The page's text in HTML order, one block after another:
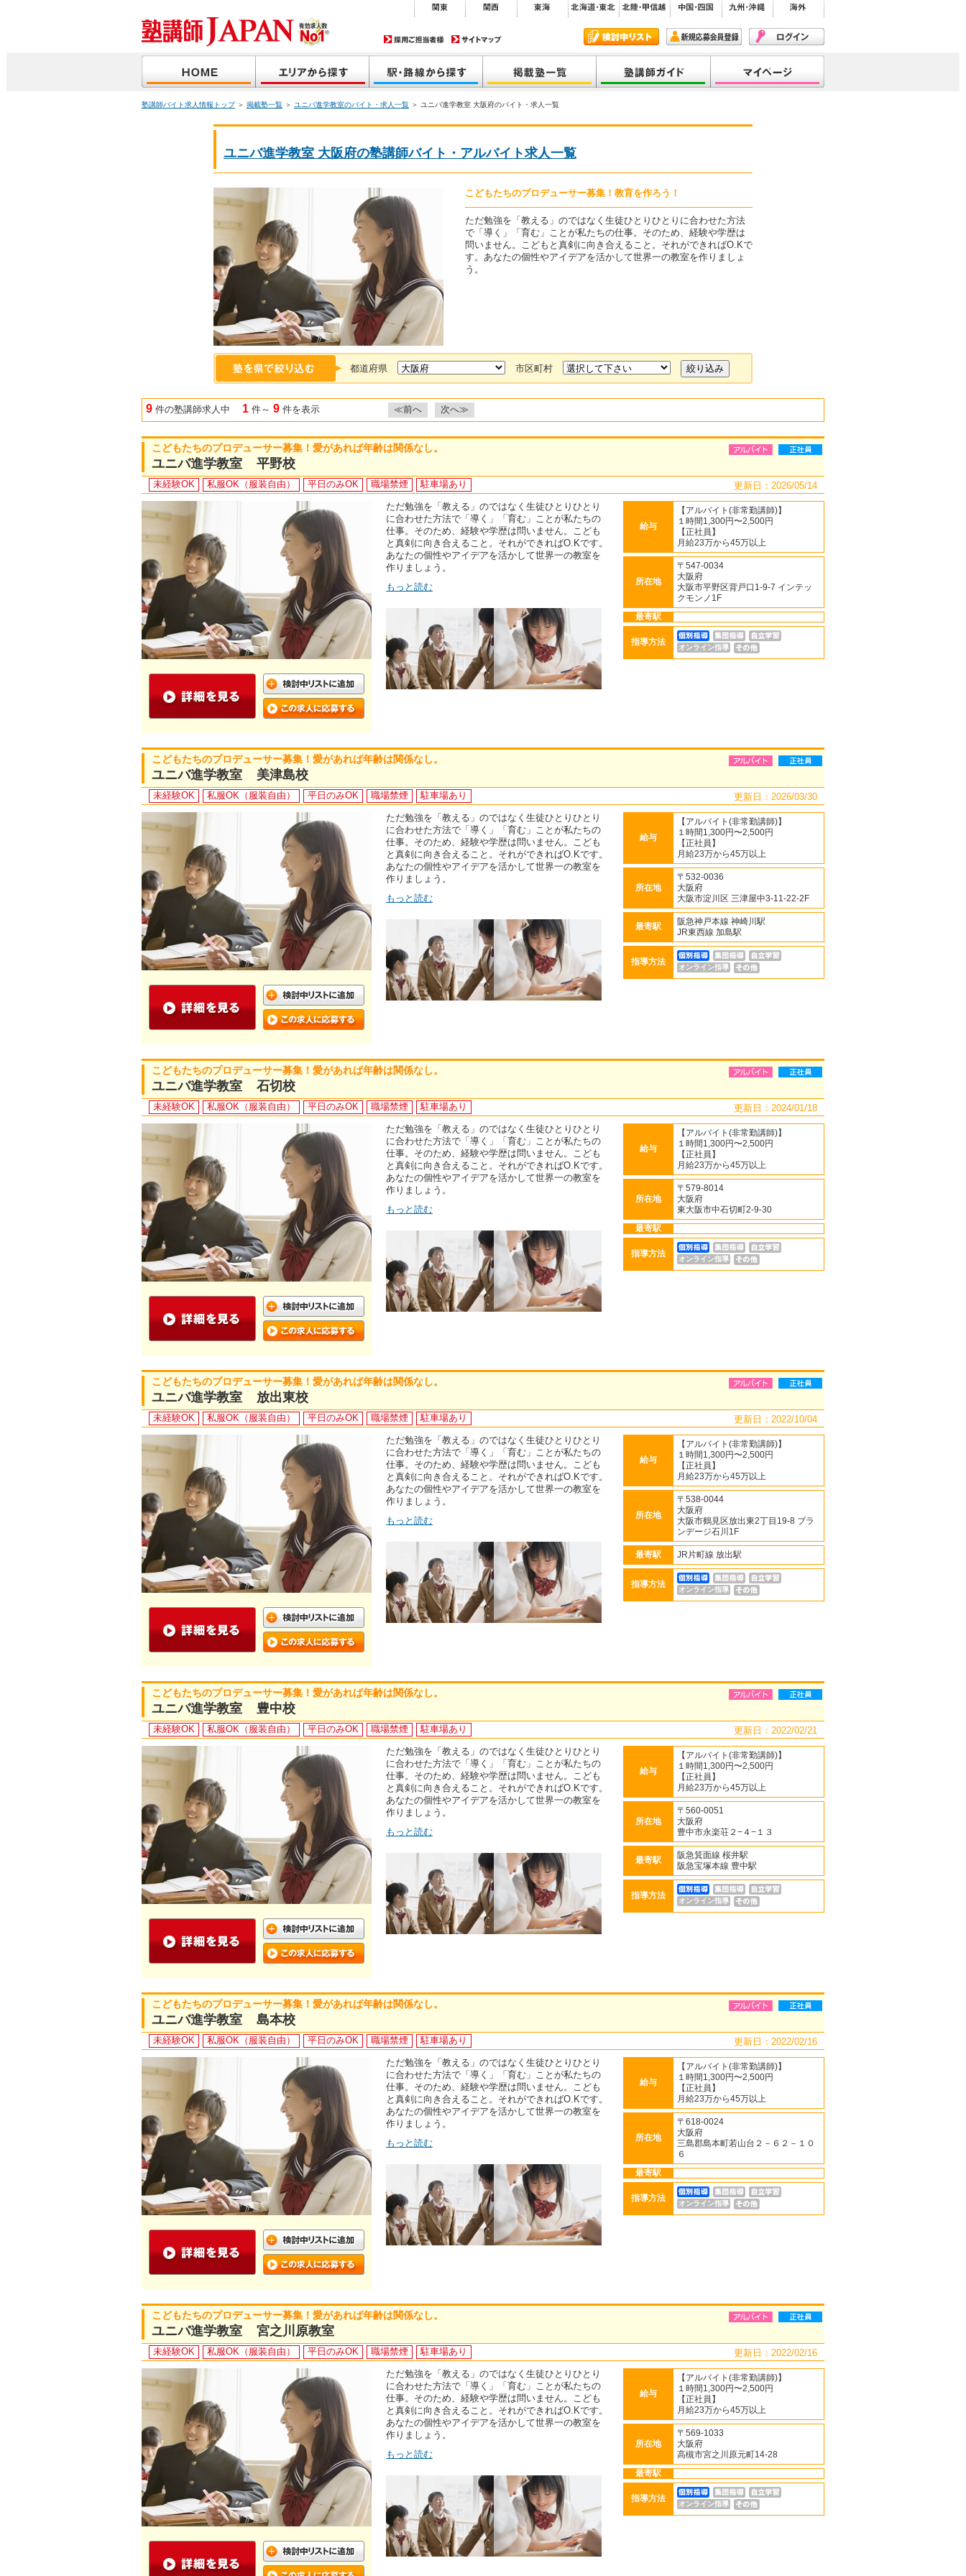
塾講師バイト求人情報トップ＞ 掲載塾一覧 ＞ ユニバ進学教室のバイト・求人一覧 ＞ ユニバ進学教室 大阪府のバイト・求人一覧
ユニバ進学教室 大阪府の塾講師バイト・アルバイト求人一覧
こどもたちのプロデューサー募集！教育を作ろう！
ただ勉強を「教える」のではなく生徒ひとりひとりに合わせた方法
で「導く」「育む」ことが私たちの仕事。そのため、経験や学歴は
問いません。こどもと真剣に向き合えること。それができればO.Kで
す。あなたの個性やアイデアを活かして世界一の教室を作りましょ
う。
都道府県 市区町村
9 件の塾講師求人中 1 件～ 9 件を表示 ≪前へ 次へ≫
こどもたちのプロデューサー募集！愛があれば年齢は関係なし。
ユニバ進学教室 平野校
未経験OK 私服OK（服装自由） 平日のみOK 職場禁煙 駐車場あり
更新日：2026/05/14
ただ勉強を「教える」のではなく生徒ひとりひとり
に合わせた方法で「導く」「育む」ことが私たちの
仕事。そのため、経験や学歴は問いません。こども
と真剣に向き合えること。それができればO.Kです。
あなたの個性やアイデアを活かして世界一の教室を
作りましょう。
もっと読む
給与
【アルバイト(非常勤講師)】
１時間1,300円〜2,500円
【正社員】
月給23万から45万以上
所在地
〒547-0034
大阪府
大阪市平野区背戸口1-9-7 インテッ
クモンノ1F
最寄駅
指導方法
オンライン指導
こどもたちのプロデューサー募集！愛があれば年齢は関係なし。
ユニバ進学教室 美津島校
未経験OK 私服OK（服装自由） 平日のみOK 職場禁煙 駐車場あり
更新日：2026/03/30
ただ勉強を「教える」のではなく生徒ひとりひとり
に合わせた方法で「導く」「育む」ことが私たちの
仕事。そのため、経験や学歴は問いません。こども
と真剣に向き合えること。それができればO.Kです。
あなたの個性やアイデアを活かして世界一の教室を
作りましょう。
もっと読む
給与
【アルバイト(非常勤講師)】
１時間1,300円〜2,500円
【正社員】
月給23万から45万以上
所在地
〒532-0036
大阪府
大阪市淀川区 三津屋中3-11-22-2F
最寄駅
阪急神戸本線 神崎川駅
JR東西線 加島駅
指導方法
オンライン指導
こどもたちのプロデューサー募集！愛があれば年齢は関係なし。
ユニバ進学教室 石切校
未経験OK 私服OK（服装自由） 平日のみOK 職場禁煙 駐車場あり
更新日：2024/01/18
ただ勉強を「教える」のではなく生徒ひとりひとり
に合わせた方法で「導く」「育む」ことが私たちの
仕事。そのため、経験や学歴は問いません。こども
と真剣に向き合えること。それができればO.Kです。
あなたの個性やアイデアを活かして世界一の教室を
作りましょう。
もっと読む
給与
【アルバイト(非常勤講師)】
１時間1,300円〜2,500円
【正社員】
月給23万から45万以上
所在地
〒579-8014
大阪府
東大阪市中石切町2-9-30
最寄駅
指導方法
オンライン指導
こどもたちのプロデューサー募集！愛があれば年齢は関係なし。
ユニバ進学教室 放出東校
未経験OK 私服OK（服装自由） 平日のみOK 職場禁煙 駐車場あり
更新日：2022/10/04
ただ勉強を「教える」のではなく生徒ひとりひとり
に合わせた方法で「導く」「育む」ことが私たちの
仕事。そのため、経験や学歴は問いません。こども
と真剣に向き合えること。それができればO.Kです。
あなたの個性やアイデアを活かして世界一の教室を
作りましょう。
もっと読む
給与
【アルバイト(非常勤講師)】
１時間1,300円〜2,500円
【正社員】
月給23万から45万以上
所在地
〒538-0044
大阪府
大阪市鶴見区放出東2丁目19-8 ブラ
ンデージ石川1F
最寄駅 JR片町線 放出駅
指導方法
オンライン指導
こどもたちのプロデューサー募集！愛があれば年齢は関係なし。
ユニバ進学教室 豊中校
未経験OK 私服OK（服装自由） 平日のみOK 職場禁煙 駐車場あり
更新日：2022/02/21
ただ勉強を「教える」のではなく生徒ひとりひとり
に合わせた方法で「導く」「育む」ことが私たちの
仕事。そのため、経験や学歴は問いません。こども
と真剣に向き合えること。それができればO.Kです。
あなたの個性やアイデアを活かして世界一の教室を
作りましょう。
もっと読む
給与
【アルバイト(非常勤講師)】
１時間1,300円〜2,500円
【正社員】
月給23万から45万以上
所在地
〒560-0051
大阪府
豊中市永楽荘２−４−１３
最寄駅
阪急箕面線 桜井駅
阪急宝塚本線 豊中駅
指導方法
オンライン指導
こどもたちのプロデューサー募集！愛があれば年齢は関係なし。
ユニバ進学教室 島本校
未経験OK 私服OK（服装自由） 平日のみOK 職場禁煙 駐車場あり
更新日：2022/02/16
ただ勉強を「教える」のではなく生徒ひとりひとり
に合わせた方法で「導く」「育む」ことが私たちの
仕事。そのため、経験や学歴は問いません。こども
と真剣に向き合えること。それができればO.Kです。
あなたの個性やアイデアを活かして世界一の教室を
作りましょう。
もっと読む
給与
【アルバイト(非常勤講師)】
１時間1,300円〜2,500円
【正社員】
月給23万から45万以上
所在地
〒618-0024
大阪府
三島郡島本町若山台２－６２－１０
６
最寄駅
指導方法
オンライン指導
こどもたちのプロデューサー募集！愛があれば年齢は関係なし。
ユニバ進学教室 宮之川原教室
未経験OK 私服OK（服装自由） 平日のみOK 職場禁煙 駐車場あり
更新日：2022/02/16
ただ勉強を「教える」のではなく生徒ひとりひとり
に合わせた方法で「導く」「育む」ことが私たちの
仕事。そのため、経験や学歴は問いません。こども
と真剣に向き合えること。それができればO.Kです。
あなたの個性やアイデアを活かして世界一の教室を
作りましょう。
もっと読む
給与
【アルバイト(非常勤講師)】
１時間1,300円〜2,500円
【正社員】
月給23万から45万以上
所在地
〒569-1033
大阪府
高槻市宮之川原元町14-28
最寄駅
指導方法
オンライン指導